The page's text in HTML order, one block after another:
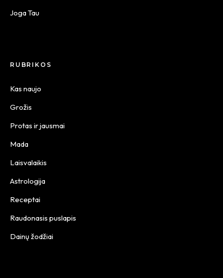
Joga Tau
RUBRIKOS
Kas naujo
Grožis
Protas ir jausmai
Mada
Laisvalaikis
Astrologija
Receptai
Raudonasis puslapis
Dainų žodžiai